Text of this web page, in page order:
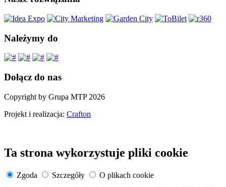
Należymy do
Dołącz do nas
Copyright by Grupa MTP 2026
Projekt i realizacja: Crafton
Ta strona wykorzystuje pliki cookie
Zgoda Szczegóły
O plikach cookie